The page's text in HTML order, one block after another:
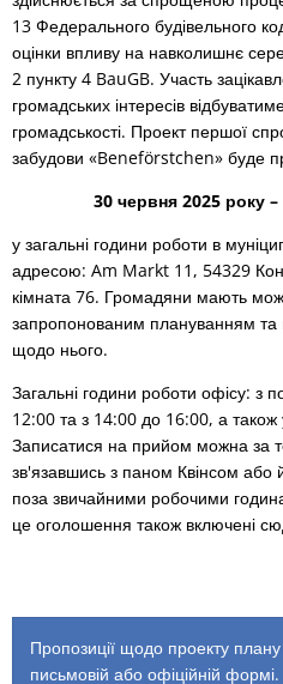
13 Федерального будівельного
оцінки впливу на навколишнє
2 пункту 4 BauGB. Участь
громадських інтересів
громадськості. Проект першої
забудови «Beneförstchen» буде
30 червня 2025 року
у загальні години роботи в
адресою: Am Markt 11, 54329
кімната 76. Громадяни мають
запропонованим плануванням та
щодо нього.
Загальні години роботи офісу: з
12:00 та з 14:00 до 16:00, а
Записатися на прийом можна за
зв'язавшись з паном Квінсом або
поза звичайними робочими
це оголошення також включені
Пропозиції щодо проекту
письмовій або офіційній